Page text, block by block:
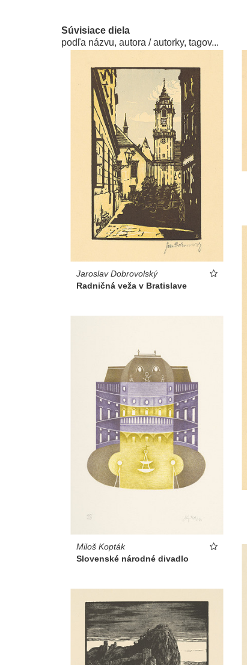
Súvisiace diela
podľa názvu, autora / autorky, tagov...
Jaroslav Dobrovolský
Radničná veža v Bratislave
Miloš Kopták
Slovenské národné divadlo